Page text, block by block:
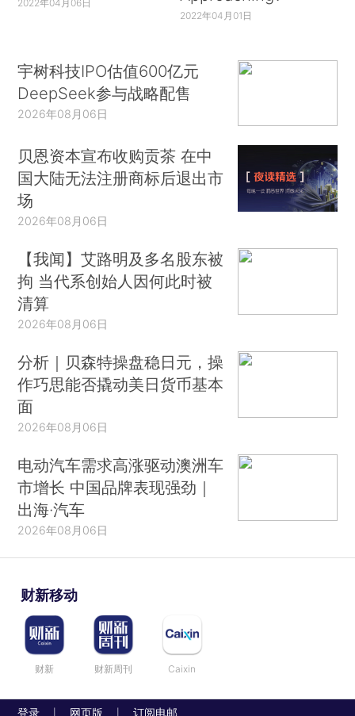
2022年04月06日
2022年04月01日
宇树科技IPO估值600亿元
DeepSeek参与战略配售
2026年08月06日
贝恩资本宣布收购贡茶 在中
国大陆无法注册商标后退出市
场
2026年08月06日
【我闻】艾路明及多名股东被
拘 当代系创始人因何此时被
清算
2026年08月06日
分析｜贝森特操盘稳日元，操
作巧思能否撬动美日货币基本
面
2026年08月06日
电动汽车需求高涨驱动澳洲车
市增长 中国品牌表现强劲｜
出海·汽车
2026年08月06日
财新移动
财新 财新周刊 Caixin
登录 网页版 订阅电邮